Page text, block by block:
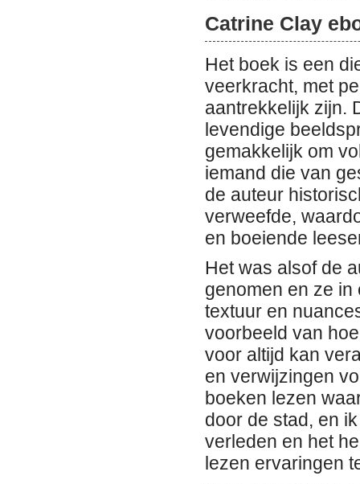
Catrine Clay
Het boek is een
veerkracht, met
aantrekkelijk zijn.
levendige
gemakkelijk om
iemand die van
de auteur
verweefde,
en boeiende
Het was alsof de
genomen en ze
textuur en
voorbeeld van
voor altijd kan
en verwijzingen
boeken lezen
door de stad, en
verleden en het
lezen ervaringen